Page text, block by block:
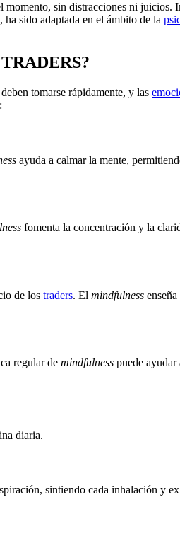
sin distracciones ni
sido adaptada en el ámbito de la
tomarse rápidamente, y las
ayuda a calmar la mente,
fomenta la concentración y la
de los traders. El mindfulness
regular de mindfulness puede
diaria.
sintiendo cada inhalación y